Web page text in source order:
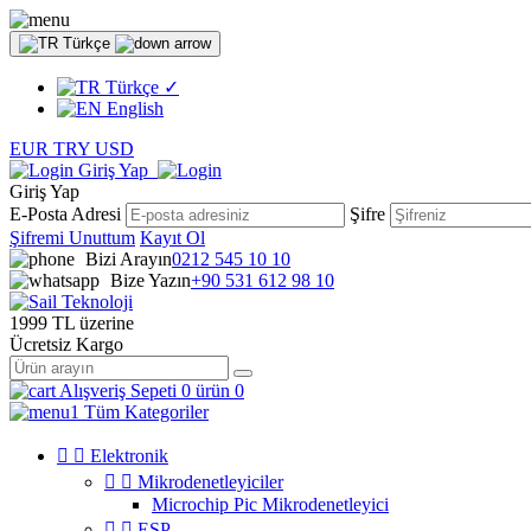
Türkçe
Türkçe ✓
English
EUR TRY USD
Giriş Yap
Giriş Yap
E-Posta Adresi
Şifre
Şifremi Unuttum Kayıt Ol
Bizi Arayın0212 545 10 10
Bize Yazın+90 531 612 98 10
1999 TL üzerine
Ücretsiz Kargo
Alışveriş Sepeti 0 ürün 0
Tüm Kategoriler
  Elektronik
  Mikrodenetleyiciler
Microchip Pic Mikrodenetleyici